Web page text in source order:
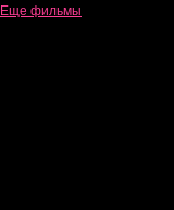
Еще фильмы